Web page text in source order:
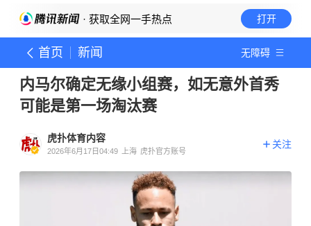
· 获取全网一手热点 打开
首页 新闻 无障碍
内马尔确定无缘小组赛，如无意外首秀
可能是第一场淘汰赛
虎扑体育内容
2026年6月17日04:49 上海 虎扑官方账号
关注